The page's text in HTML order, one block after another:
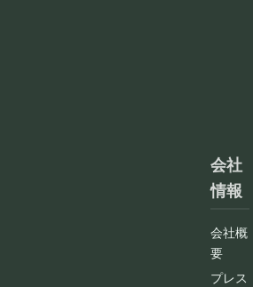
会社
情報
会社概
要
プレス